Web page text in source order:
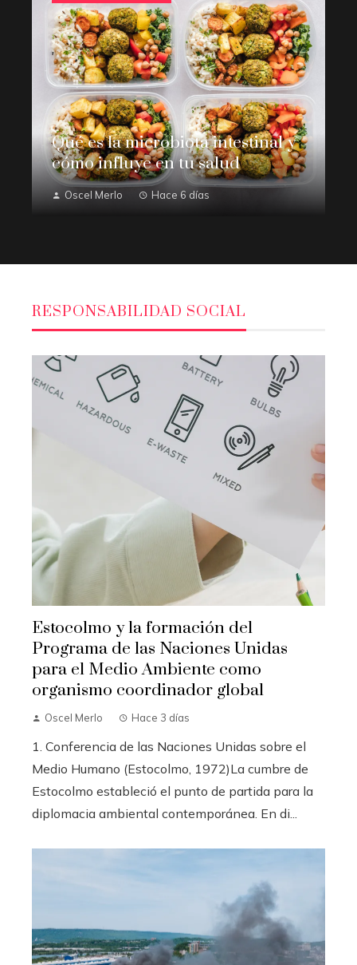
Qué es la microbiota intestinal y
cómo influye en tu salud
Oscel Merlo Hace 6 días
RESPONSABILIDAD SOCIAL
Estocolmo y la formación del
Programa de las Naciones Unidas
para el Medio Ambiente como
organismo coordinador global
Oscel Merlo Hace 3 días
1. Conferencia de las Naciones Unidas sobre el
Medio Humano (Estocolmo, 1972)La cumbre de
Estocolmo estableció el punto de partida para la
diplomacia ambiental contemporánea. En di...